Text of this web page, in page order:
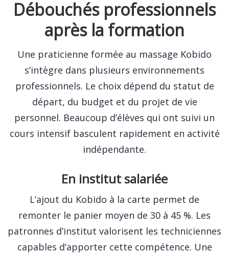
Débouchés professionnels
après la formation
Une praticienne formée au massage Kobido
s’intègre dans plusieurs environnements
professionnels. Le choix dépend du statut de
départ, du budget et du projet de vie
personnel. Beaucoup d’élèves qui ont suivi un
cours intensif basculent rapidement en activité
indépendante.
En institut salariée
L’ajout du Kobido à la carte permet de
remonter le panier moyen de 30 à 45 %. Les
patronnes d’institut valorisent les techniciennes
capables d’apporter cette compétence. Une